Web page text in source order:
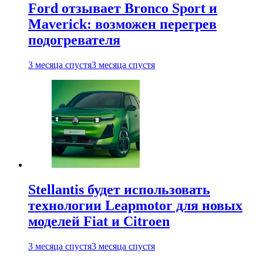
Ford отзывает Bronco Sport и
Maverick: возможен перегрев
подогревателя
3 месяца спустя3 месяца спустя
Stellantis будет использовать
технологии Leapmotor для новых
моделей Fiat и Citroen
3 месяца спустя3 месяца спустя